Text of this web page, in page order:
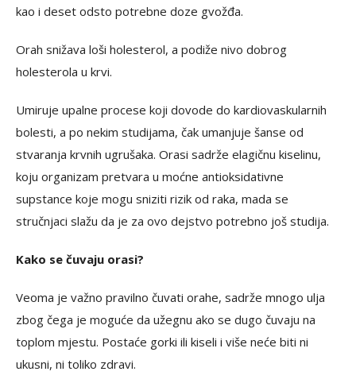
kao i deset odsto potrebne doze gvožđa.
Orah snižava loši holesterol, a podiže nivo dobrog
holesterola u krvi.
Umiruje upalne procese koji dovode do kardiovaskularnih
bolesti, a po nekim studijama, čak umanjuje šanse od
stvaranja krvnih ugrušaka. Orasi sadrže elagičnu kiselinu,
koju organizam pretvara u moćne antioksidativne
supstance koje mogu sniziti rizik od raka, mada se
stručnjaci slažu da je za ovo dejstvo potrebno još studija.
Kako se čuvaju orasi?
Veoma je važno pravilno čuvati orahe, sadrže mnogo ulja
zbog čega je moguće da užegnu ako se dugo čuvaju na
toplom mjestu. Postaće gorki ili kiseli i više neće biti ni
ukusni, ni toliko zdravi.